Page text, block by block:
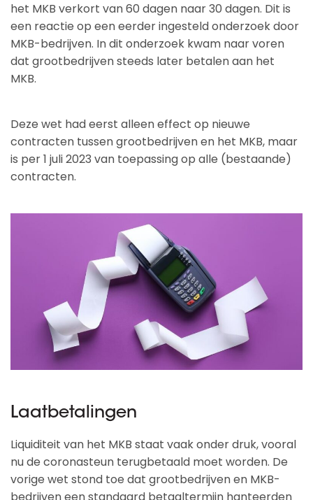
het MKB verkort van 60 dagen naar 30 dagen. Dit is
een reactie op een eerder ingesteld onderzoek door
MKB-bedrijven. In dit onderzoek kwam naar voren
dat grootbedrijven steeds later betalen aan het
MKB.
Deze wet had eerst alleen effect op nieuwe
contracten tussen grootbedrijven en het MKB, maar
is per 1 juli 2023 van toepassing op alle (bestaande)
contracten.
Laatbetalingen
Liquiditeit van het MKB staat vaak onder druk, vooral
nu de coronasteun terugbetaald moet worden. De
vorige wet stond toe dat grootbedrijven en MKB-